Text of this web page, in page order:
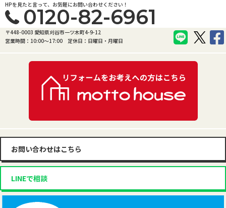
HPを見たと言って、お気軽にお問い合わせください！
0120-82-6961
〒448-0003 愛知県刈谷市一ツ木町4-9-12
営業時間：10:00〜17:00
定休日：日曜日・月曜日
お問い合わせはこちら
LINEで相談